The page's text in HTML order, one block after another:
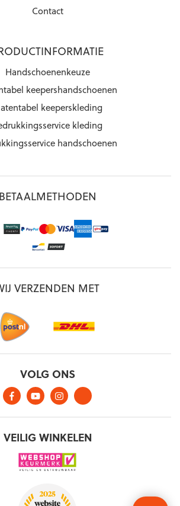
Contact
Handschoenenkeuze
keepershandschoenen
keeperskleding
kleding
handschoenen
BETAALMETHODEN
VERZENDEN MET